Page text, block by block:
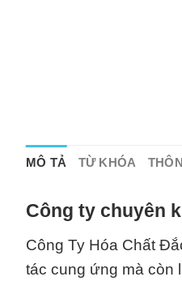
MÔ TẢ TỪ KHÓA
Công ty chuyên
Công Ty Hóa Chất
tác cung ứng mà còn